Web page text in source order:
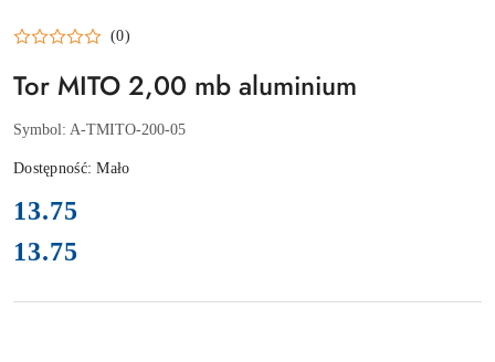
(0)
Tor MITO 2,00 mb aluminium
Symbol: A-TMITO-200-05
Dostępność:Mało
cena:
13.75
Cena:
13.75